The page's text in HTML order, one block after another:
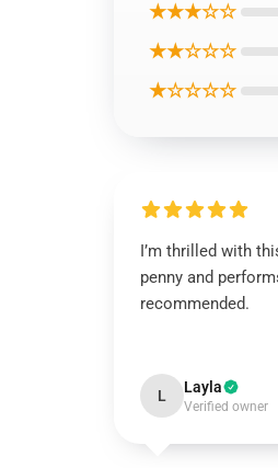
★★★☆☆
★★☆☆☆
★☆☆☆☆
I’m thrilled with
penny and
recommended.
L Layla
Verified owner